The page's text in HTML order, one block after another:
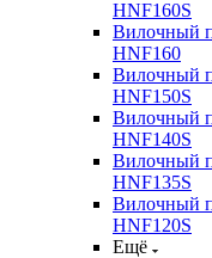
HNF160S
Вилочный
HNF160
Вилочный
HNF150S
Вилочный
HNF140S
Вилочный
HNF135S
Вилочный
HNF120S
Ещё